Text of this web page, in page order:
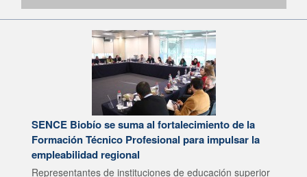
SENCE Biobío se suma al fortalecimiento de la
Formación Técnico Profesional para impulsar la
empleabilidad regional
Representantes de instituciones de educación superior